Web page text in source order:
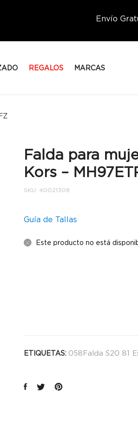
Envío
REGALOS MARCAS
Falda para
Kors –
SKU: 40021308
Guía de Tallas
Este producto no está
ETIQUETAS: 058Falda S20 81